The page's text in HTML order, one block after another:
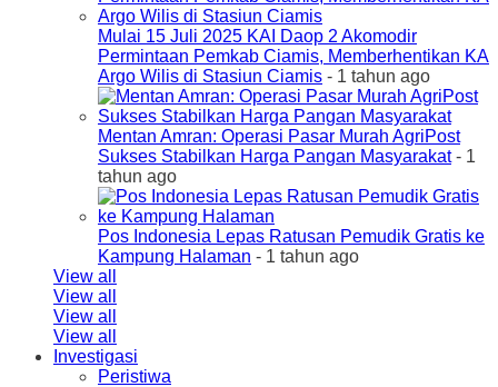
Mulai 15 Juli 2025 KAI Daop 2 Akomodir
Permintaan Pemkab Ciamis, Memberhentikan KA
Argo Wilis di Stasiun Ciamis - 1 tahun ago
Mentan Amran: Operasi Pasar Murah AgriPost
Sukses Stabilkan Harga Pangan Masyarakat- 1
tahun ago
Pos Indonesia Lepas Ratusan Pemudik Gratis ke
Kampung Halaman - 1 tahun ago
View all
View all
View all
View all
Investigasi
Peristiwa